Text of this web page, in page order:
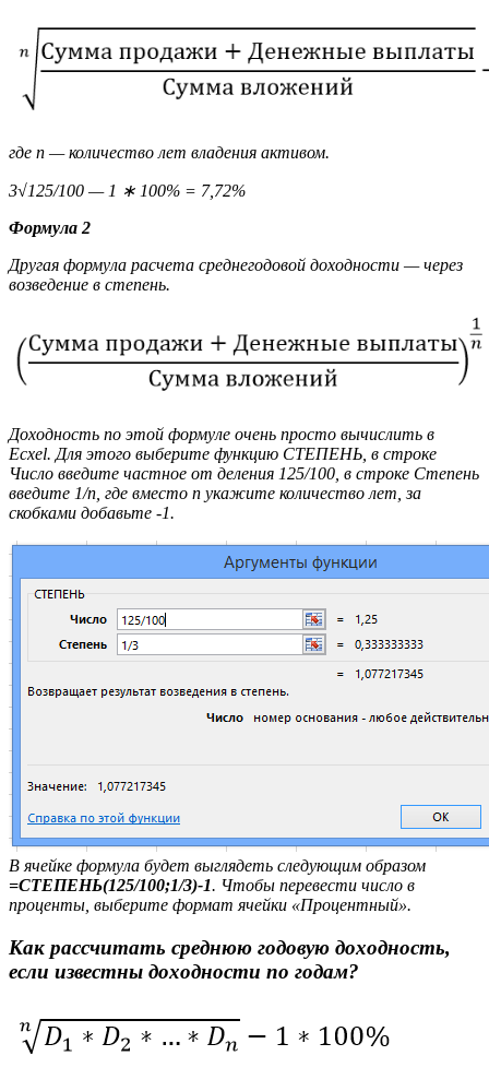
где n — количество лет владения активом.
3√125/100 — 1 ∗ 100% = 7,72%
Формула 2
Другая формула расчета среднегодовой доходности — через
возведение в степень.
Доходность по этой формуле очень просто вычислить в
Ecxel. Для этого выберите функцию СТЕПЕНЬ, в строке
Число введите частное от деления 125/100, в строке Степень
введите 1/n, где вместо n укажите количество лет, за
скобками добавьте -1.
В ячейке формула будет выглядеть следующим образом
=СТЕПЕНЬ(125/100;1/3)-1. Чтобы перевести число в
проценты, выберите формат ячейки «Процентный».
Как рассчитать среднюю годовую доходность,
если известны доходности по годам?